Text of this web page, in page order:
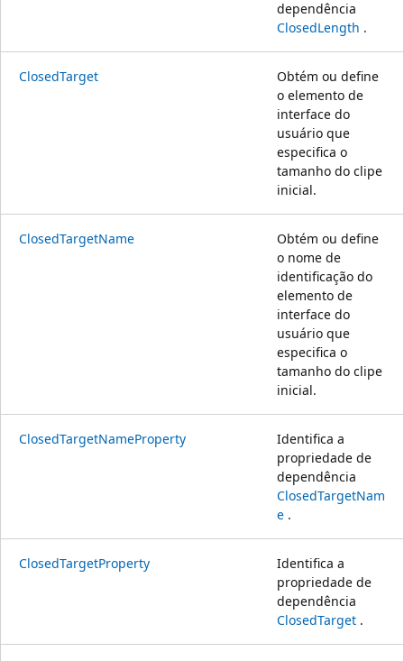
dependência
ClosedLength .
ClosedTarget
Obtém ou define
o elemento de
interface do
usuário que
especifica o
tamanho do clipe
inicial.
ClosedTargetName
Obtém ou define
o nome de
identificação do
elemento de
interface do
usuário que
especifica o
tamanho do clipe
inicial.
ClosedTargetNameProperty
Identifica a
propriedade de
dependência
ClosedTargetNam
e .
ClosedTargetProperty
Identifica a
propriedade de
dependência
ClosedTarget .